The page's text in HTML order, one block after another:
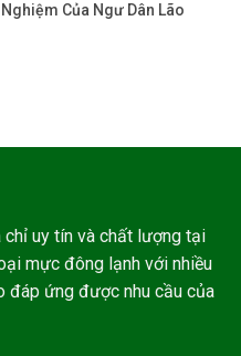
Của Ngư Dân Lão
chỉ uy tín và chất lượng tại
mực đông lạnh với nhiều
đáp ứng được nhu cầu của